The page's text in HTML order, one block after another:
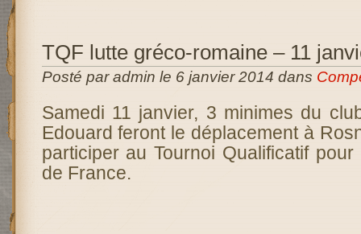
TQF lutte gréco-romaine – 11
Posté par admin le 6 janvier 2014 dans
Samedi 11 janvier, 3 minimes du
Edouard feront le déplacement à
participer au Tournoi Qualificatif
de France.